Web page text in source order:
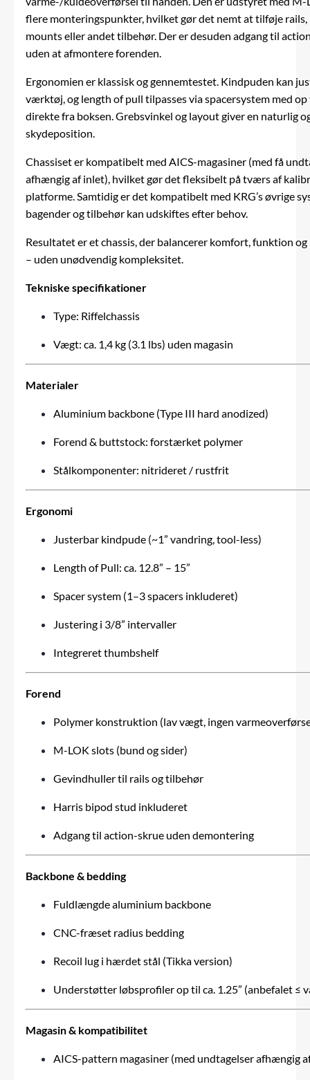
flere monteringspunkter, hvilket gør det nemt at tilføje
mounts eller andet tilbehør. Der er desuden adgang til
uden at afmontere forenden.
Ergonomien er klassisk og gennemtestet. Kindpuden kan
værktøj, og length of pull tilpasses via spacersystem med op
direkte fra boksen. Grebsvinkel og layout giver en naturlig
skydeposition.
Chassiset er kompatibelt med AICS-magasiner (med få
afhængig af inlet), hvilket gør det fleksibelt på tværs af
platforme. Samtidig er det kompatibelt med KRG’s øvrige
bagender og tilbehør kan udskiftes efter behov.
Resultatet er et chassis, der balancerer komfort, funktion
– uden unødvendig kompleksitet.
Tekniske specifikationer
Type: Riffelchassis
Vægt: ca. 1,4 kg (3.1 lbs) uden magasin
Materialer
Aluminium backbone (Type III hard anodized)
Forend & buttstock: forstærket polymer
Stålkomponenter: nitrideret / rustfrit
Ergonomi
Justerbar kindpude (~1” vandring, tool-less)
Length of Pull: ca. 12.8” – 15”
Spacer system (1–3 spacers inkluderet)
Justering i 3/8” intervaller
Integreret thumbshelf
Forend
Polymer konstruktion (lav vægt, ingen
M-LOK slots (bund og sider)
Gevindhuller til rails og tilbehør
Harris bipod stud inkluderet
Adgang til action-skrue uden demontering
Backbone & bedding
Fuldlængde aluminium backbone
CNC-fræset radius bedding
Recoil lug i hærdet stål (Tikka version)
Understøtter løbsprofiler op til ca. 1.25” (anbefalet ≤
Magasin & kompatibilitet
AICS-pattern magasiner (med undtagelser afhængig